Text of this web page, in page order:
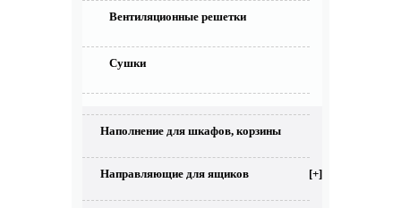
Вентиляционные решетки
Сушки
Наполнение для шкафов, корзины
Направляющие для ящиков [+]